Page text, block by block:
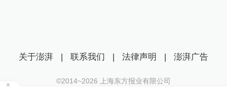
关于澎湃 | 联系我们 | 法律声明 | 澎湃广告
©2014~2026 上海东方报业有限公司